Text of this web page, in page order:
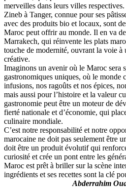
merveilles dans leurs villes
Zineb à Tanger, connue pour ses
avec des produits bio et locaux, sont
Maroc peut offrir au monde. Il en va
Marrakech, qui réinvente les plats
touche de modernité, ouvrant la voie à
créative.
Imaginons un avenir où le Maroc sera
gastronomiques uniques, où le monde
infusions, nos ragoûts et nos épices,
mais aussi pour l’histoire et la valeur
gastronomie peut être un moteur de
fierté nationale et d’économie, qui
culinaire mondiale.
C’est notre responsabilité et notre
marocaine ne doit pas seulement être
doit être un produit évolutif qui
curiosité et crée un pont entre les
Maroc est prêt à briller sur la scène
ingrédients et ses recettes sont la clé
Abderrahim